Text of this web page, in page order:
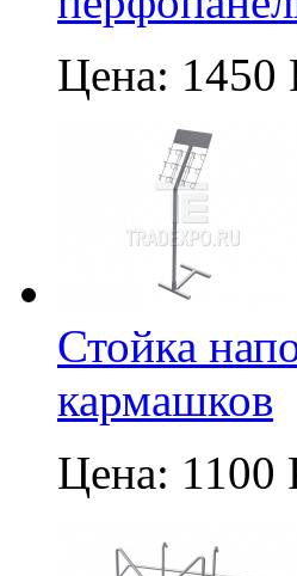
Цена: 1450
Стойка
кармашков
Цена: 1100